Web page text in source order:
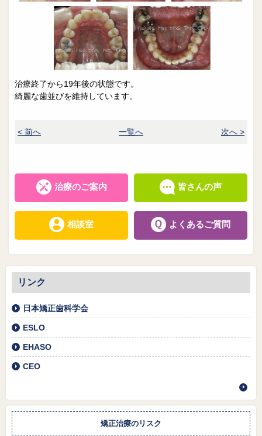
治療終了から19年後の状態です。
綺麗な歯並びを維持しています。
< 前へ 一覧へ 次へ >
治療のご案内 皆さんの声
相談室 よくあるご質問
リンク
日本矯正歯科学会
ESLO
EHASO
CEO
矯正治療のリスク